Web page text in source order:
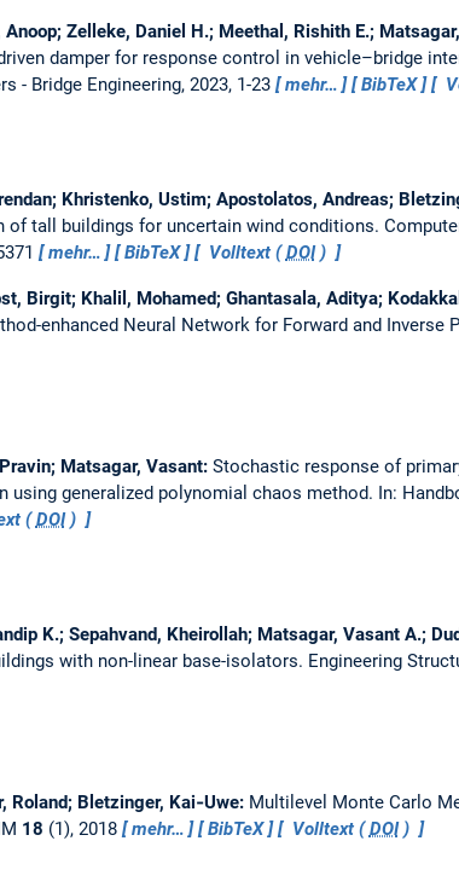
Zelleke, Daniel H.; Meethal, Rishith E.;
damper for response control in vehicle–bridge
- Bridge Engineering, 2023, 1-23
mehr… BibTeX
Khristenko, Ustim; Apostolatos, Andreas;
of tall buildings for uncertain wind conditions.
mehr… BibTeX Volltext (DOI)
Birgit; Khalil, Mohamed; Ghantasala, Aditya;
enhanced Neural Network for Forward and Inverse
Matsagar, Vasant: Stochastic response of
using generalized polynomial chaos method. In:
(DOI)
K.; Sepahvand, Kheirollah; Matsagar, Vasant A.;
with non-linear base-isolators. Engineering
Roland; Bletzinger, Kai‐Uwe: Multilevel Monte Carlo
18 (1), 2018 mehr… BibTeX Volltext (DOI)